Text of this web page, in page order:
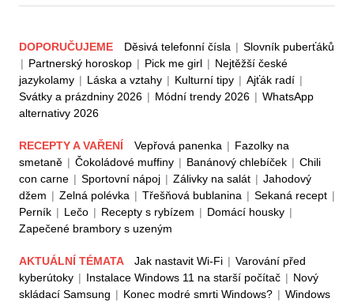
DOPORUČUJEME Děsivá telefonní čísla | Slovník puberťáků
| Partnerský horoskop | Pick me girl | Nejtěžší české
jazykolamy | Láska a vztahy | Kulturní tipy | Ajťák radí |
Svátky a prázdniny 2026 | Módní trendy 2026 | WhatsApp
alternativy 2026
RECEPTY A VAŘENÍ Vepřová panenka | Fazolky na
smetaně | Čokoládové muffiny | Banánový chlebíček | Chili
con carne | Sportovní nápoj | Zálivky na salát | Jahodový
džem | Zelná polévka | Třešňová bublanina | Sekaná recept |
Perník | Lečo | Recepty s rybízem | Domácí housky |
Zapečené brambory s uzeným
AKTUÁLNÍ TÉMATA Jak nastavit Wi-Fi | Varování před
kyberútoky | Instalace Windows 11 na starší počítač | Nový
skládací Samsung | Konec modré smrti Windows? | Windows